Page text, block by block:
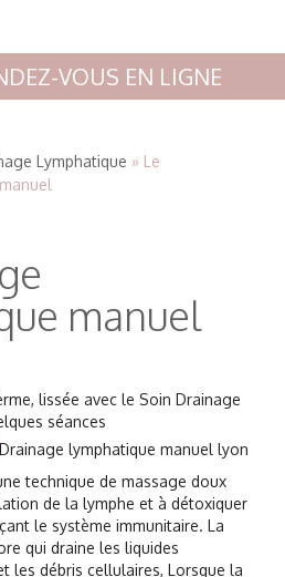
VOUS EN LIGNE
Lymphatique » Le
manuel
lissée avec le Soin Drainage
séances
technique de massage doux
de la lymphe et à détoxiquer
le système immunitaire. La
qui draine les liquides
les débris cellulaires, Lorsque la